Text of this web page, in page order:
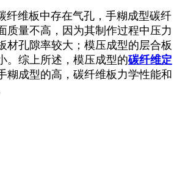
维板中存在气孔，手糊成型碳纤
质量不高，因为其制作过程中压力
材孔隙率较大；模压成型的层合板
。综上所述，模压成型的碳纤维定
糊成型的高，碳纤维板力学性能和